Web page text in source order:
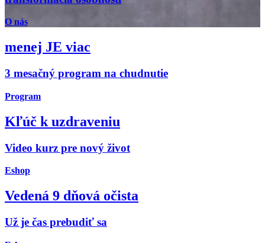
O nás
menej JE viac
3 mesačný program na chudnutie
Program
Kľúč k uzdraveniu
Video kurz pre nový život
Eshop
Vedená 9 dňová očista
Už je čas prebudiť sa